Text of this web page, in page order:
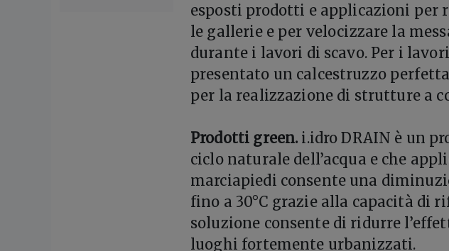
esposti prodotti e applicazioni per
le gallerie e per velocizzare la
durante i lavori di scavo. Per i
presentato un calcestruzzo
per la realizzazione di strutture a
Prodotti green. i.idro DRAIN è un
ciclo naturale dell’acqua e che
marciapiedi consente una
fino a 30°C grazie alla capacità di
soluzione consente di ridurre
luoghi fortemente urbanizzati.